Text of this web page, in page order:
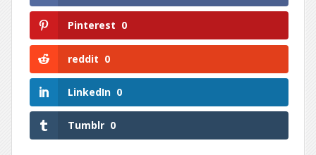
Pinterest 0
reddit 0
LinkedIn 0
Tumblr 0